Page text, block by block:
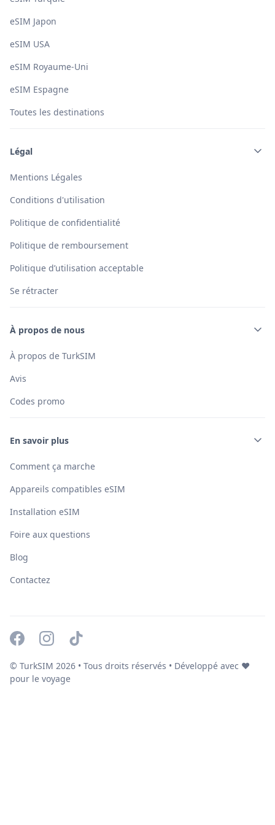
eSIM Japon
eSIM USA
eSIM Royaume-Uni
eSIM Espagne
Toutes les destinations
Légal
Mentions Légales
Conditions d'utilisation
Politique de confidentialité
Politique de remboursement
Politique d’utilisation acceptable
Se rétracter
À propos de nous
À propos de TurkSIM
Avis
Codes promo
En savoir plus
Comment ça marche
Appareils compatibles eSIM
Installation eSIM
Foire aux questions
Blog
Contactez
© TurkSIM 2026 • Tous droits réservés • Développé avec ❤️
pour le voyage